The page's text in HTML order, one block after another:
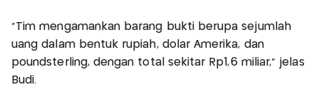
“Tim mengamankan barang bukti berupa sejumlah
uang dalam bentuk rupiah, dolar Amerika, dan
poundsterling, dengan total sekitar Rp1,6 miliar,” jelas
Budi.